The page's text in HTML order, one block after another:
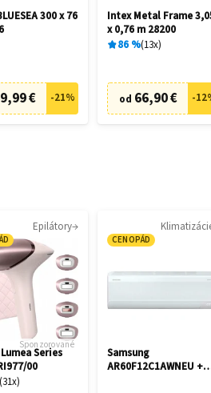
300 x 76
€ -21%
Intex Metal Frame
x 0,76 m 28200
86 % 13x
od 66,90 € -12
Epilátory
Sponzorované
Series
00
31x
CENOPÁD
Samsung
AR60F12C1AWNEU +